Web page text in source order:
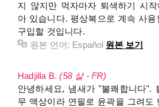
지 않지만 먹자마자 퇴색하기 시
아 있습니다. 평상복으로 계속 사
구입할 것입니다.
원본 언어: Español 원본 보기
Hadjilla B.(58 살 - FR)
안녕하세요, 냄새가 "불쾌합니다".
무 액상이라 연필로 윤곽을 그려도